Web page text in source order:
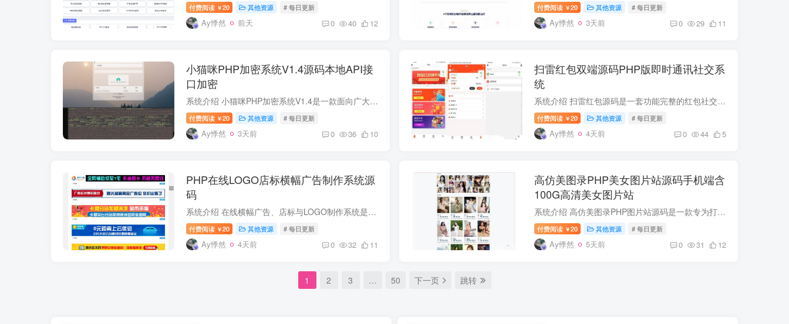
付费阅读 ￥20 其他资源 # 每日更新
Ay悸然 前天 0 40 12
付费阅读 ￥20 其他资源 # 每日更新
Ay悸然 3天前 0 29 11
小猫咪PHP加密系统V1.4源码本地API接
口加密
系统介绍 小猫咪PHP加密系统V1.4是一款面向广大开发者和企业的PHP源码安全保护工具，其核心定位是帮助用户对PHP项目进行加密混淆，降低源代码被破解、盗用或二次分发风险。作为一套基于PHP语言...
付费阅读 ￥20 其他资源 # 每日更新
Ay悸然 3天前 0 36 10
扫雷红包双端源码PHP版即时通讯社交系
统
系统介绍 扫雷红包源码是一套功能完整的红包社交娱乐双端系统，集即时通讯、房间互动、红包玩法、充值兑换于一体。系统采用主流服务端语言开发，搭配高效数据库设计，能够支撑多人同时在线抢红...
付费阅读 ￥20 其他资源 # 每日更新
Ay悸然 4天前 0 44 5
PHP在线LOGO店标横幅广告制作系统源
码
系统介绍 在线横幅广告、店标与LOGO制作系统是一套基于PHP开发的专业图形生成工具源码。系统将原本复杂的设计流程简化为可视化操作，用户无需安装任何桌面软件，通过浏览器即可快速完成横幅广告...
付费阅读 ￥20 其他资源 # 每日更新
Ay悸然 4天前 0 32 11
高仿美图录PHP美女图片站源码手机端含
100G高清美女图片站
系统介绍 高仿美图录PHP图片站源码是一款专为打造高清美女图片分享平台而设计的完整建站系统。它以知名图片社区美图录为蓝本，完美复刻了其流畅的视觉风格与用户交互体验，同时针对移动互联网趋...
付费阅读 ￥20 其他资源 # 每日更新
Ay悸然 5天前 0 31 12
1 2 3 … 50 下一页 跳转